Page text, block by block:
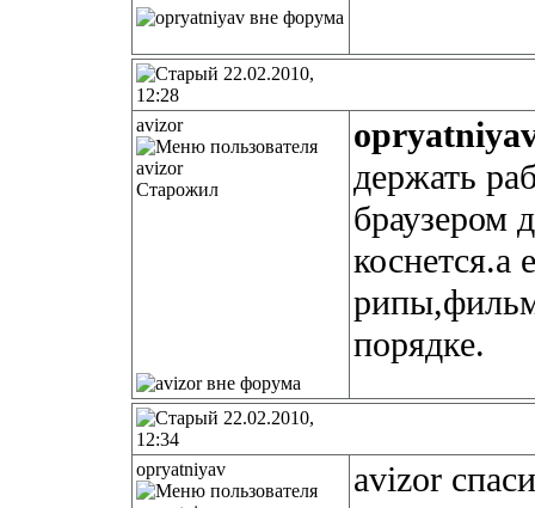
22.02.2010,
12:28
avizor
Старожил
держать
браузером
коснется.а
порядке.
22.02.2010,
12:34
opryatniyav
avizor